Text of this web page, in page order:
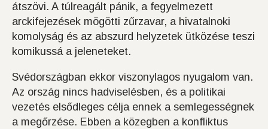
átszövi. A túlreagált pánik, a fegyelmezett
arckifejezések mögötti zűrzavar, a hivatalnoki
komolyság és az abszurd helyzetek ütközése teszi
komikussá a jeleneteket.
Svédországban ekkor viszonylagos nyugalom van.
Az ország nincs hadviselésben, és a politikai
vezetés elsődleges célja ennek a semlegességnek
a megőrzése. Ebben a közegben a konfliktus